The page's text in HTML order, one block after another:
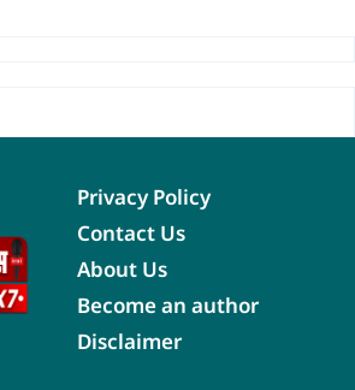
Privacy Policy
Contact Us
About Us
Become an author
Disclaimer